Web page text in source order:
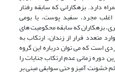
دارد. بزهکارانی که سابقه رفتار
مجرد، سفید پوست، یا بومی
بزهکاران که سابقه محکومیت های
متعدد فرار از زندان، ارتکاب به
است که می توان درباره این گروه
دوره زمانی عدم ارتکاب جنایات را
خشونت آمیز و حتی سوابقی مبنی بر